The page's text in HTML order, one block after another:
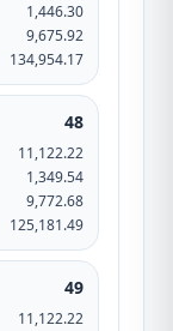
1,446.30
9,675.92
134,954.17
48
11,122.22
1,349.54
9,772.68
125,181.49
49
11,122.22